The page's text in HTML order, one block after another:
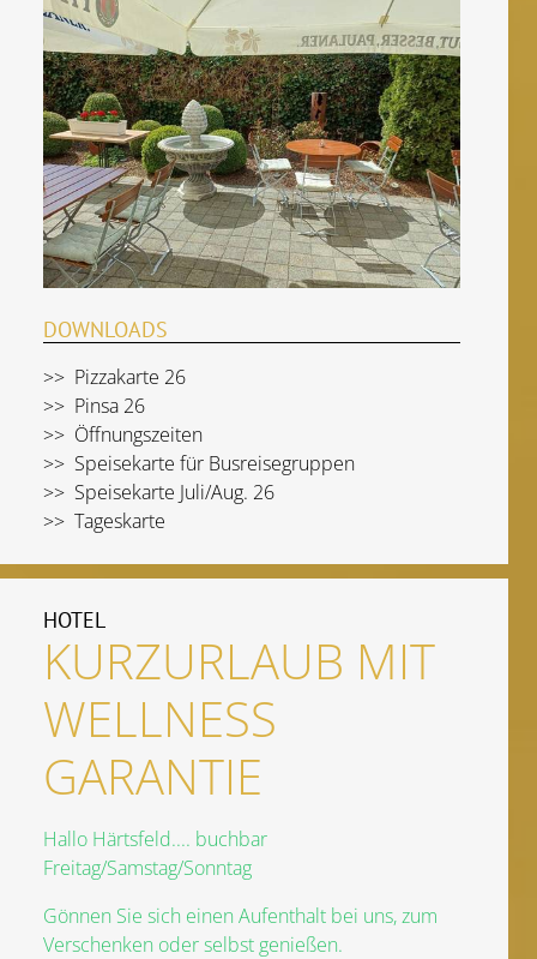
DOWNLOADS
Pizzakarte 26
Pinsa 26
Öffnungszeiten
Speisekarte für Busreisegruppen
Speisekarte Juli/Aug. 26
Tageskarte
HOTEL
KURZURLAUB MIT
WELLNESS
GARANTIE
Hallo Härtsfeld.... buchbar
Freitag/Samstag/Sonntag
Gönnen Sie sich einen Aufenthalt bei uns, zum
Verschenken oder selbst genießen.